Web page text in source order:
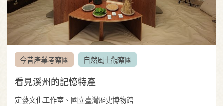
今昔產業考察團 自然風土觀察團
看見溪州的記憶特產
定藝文化工作室、國立臺灣歷史博物館